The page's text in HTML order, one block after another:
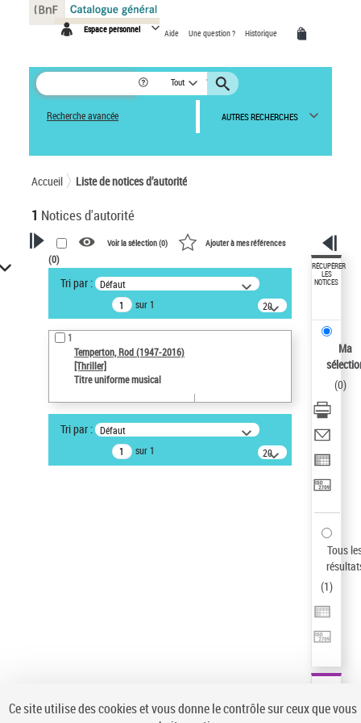
Espace personnel Aide Une question ? Historique
Tout
Recherche avancée AUTRES RECHERCHES
Accueil Liste de notices d’autorité
1 Notices d'autorité
VOTRE RECHERCHE
Recherche avancée dans les
notices d’autorité
Œuvres liées à l'auteur :
Temperton, Rod (1947-2016)
Auteur d’œuvre
Statut de la notice d’autorité
Notice élémentaire
Type de notice d'autorité
Voir la sélection (0) Ajouter à mes références
(0)
Tri par : Défaut
sur 1
20
résultats/page
1
Temperton, Rod (1947-2016)
[Thriller]
Titre uniforme musical
Tri par : Défaut
sur 1
20
résultats/page
RÉCUPÉRER
LES
NOTICES
Ma
(0)
Tous
(1)
Panneau de gestion des cookies
Ce site utilise des cookies et vous donne le contrôle sur ceux que vous